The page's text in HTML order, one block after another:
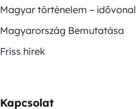
Magyar történelem – idővonal
Magyarország Bemutatása
Friss hírek
Kapcsolat